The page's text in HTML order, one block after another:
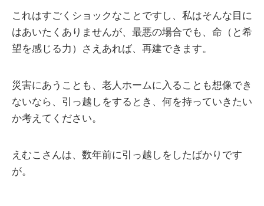
これはすごくショックなことですし、私はそんな目に
はあいたくありませんが、最悪の場合でも、命（と希
望を感じる力）さえあれば、再建できます。
災害にあうことも、老人ホームに入ることも想像でき
ないなら、引っ越しをするとき、何を持っていきたい
か考えてください。
えむこさんは、数年前に引っ越しをしたばかりです
が。